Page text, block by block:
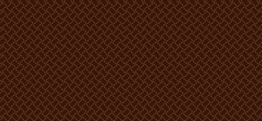
SEMILUX
Locuri: 2